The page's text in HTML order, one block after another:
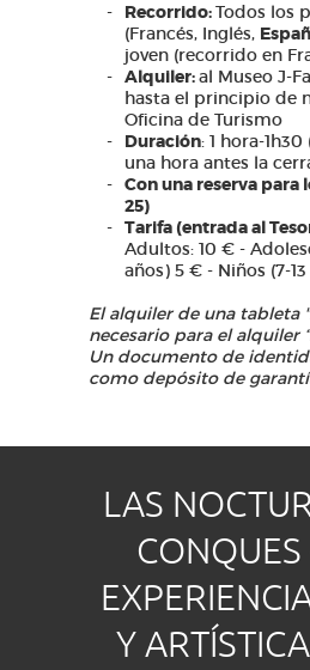
Recorrido:Todos los
(Francés, Inglés,
joven (recorrido en
Alquiler:al Museo J-
hasta el principio de
Oficina de Turismo
Duración: 1 hora-
una hora antes la
Con una reserva para
25)
Tarifa (entrada al
Adultos: 10 € -
años) 5 € - Niños (7-
El alquiler de una tableta
necesario para el alquiler
Un documento de
como depósito de
LAS
Y